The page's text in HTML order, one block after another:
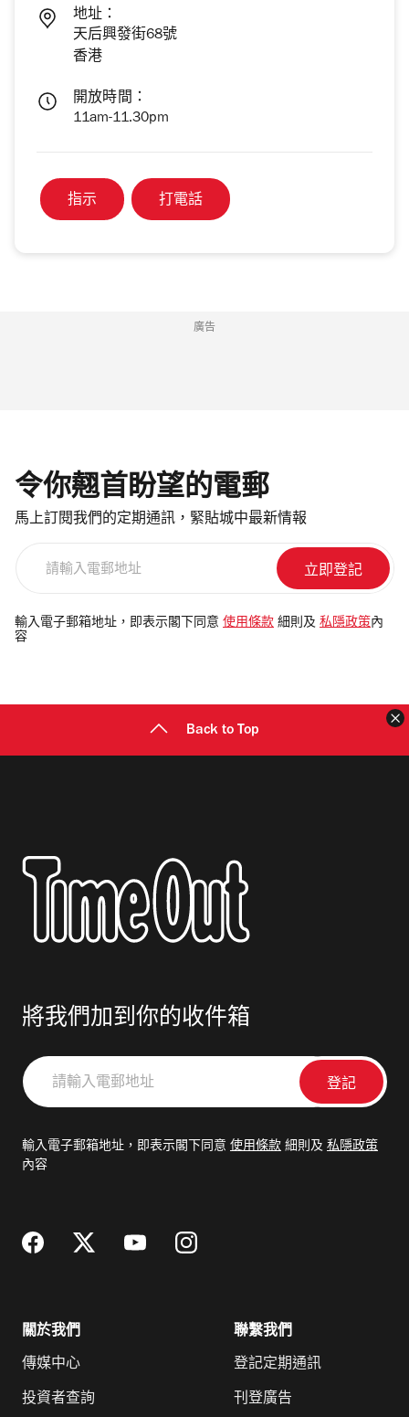
地址：
天后興發街68號
香港
開放時間：
11am-11.30pm
指示 打電話
廣告
令你翹首盼望的電郵
馬上訂閱我們的定期通訊，緊貼城中最新情報
電
郵
輸入電子郵箱地址，即表示閣下同意 使用條款 細則及 私隱政策 內
容
Back to Top
將我們加到你的收件箱
請
輸
郵
輸入電子郵箱地址，即表示閣下同意 使用條款 細則及 私隱政策
內容
關於我們
傳媒中心
投資者查詢
聯繫我們
登記定期通訊
刊登廣告